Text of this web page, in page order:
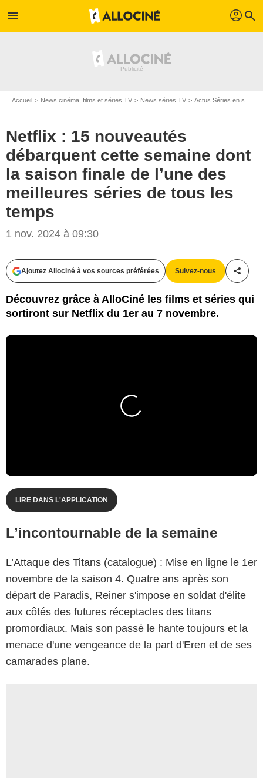
menu profil search
Accueil News cinéma, films et séries TV News séries TV Actus Séries en streaming
Netflix : 15 nouveautés
débarquent cette semaine dont
la saison finale de l’une des
meilleures séries de tous les
temps
1 nov. 2024 à 09:30
Ajoutez Allociné à vos sources préférées Suivez-nous
Découvrez grâce à AlloCiné les films et séries qui
sortiront sur Netflix du 1er au 7 novembre.
LIRE DANS L'APPLICATION
L’incontournable de la semaine
L’Attaque des Titans (catalogue) : Mise en ligne le 1er
novembre de la saison 4. Quatre ans après son
départ de Paradis, Reiner s'impose en soldat d'élite
aux côtés des futures réceptacles des titans
promordiaux. Mais son passé le hante toujours et la
menace d'une vengeance de la part d'Eren et de ses
camarades plane.